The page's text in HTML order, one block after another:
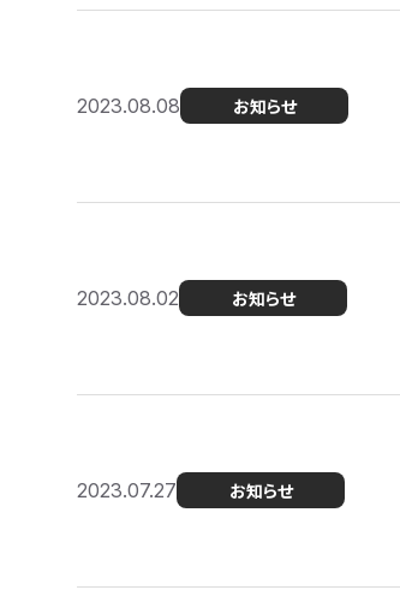
2023.08.08 お知らせ
2023.08.02 お知らせ
2023.07.27 お知らせ